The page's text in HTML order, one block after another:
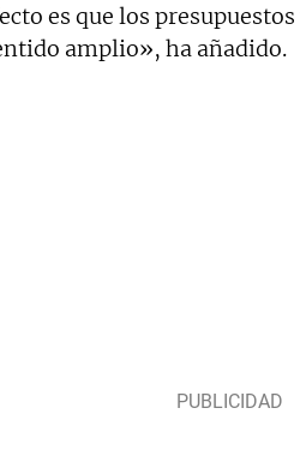
es que los
amplio», ha añadido.